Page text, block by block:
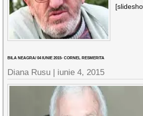
BILA NEAGRA/ 04 IUNIE 2015- CORNEL RESMERITA
Diana Rusu | iunie 4, 2015